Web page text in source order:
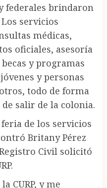
federales brindaron
servicios
médicas,
oficiales, asesoría
y programas
y personas
todo de forma
salir de la colonia.
de los servicios
Britany Pérez
Civil solicitó
CURP, y me